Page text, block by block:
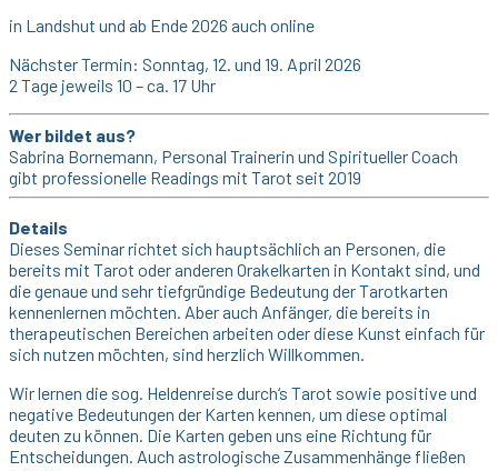
in Landshut und ab Ende 2026 auch online
Nächster Termin: Sonntag, 12. und 19. April 2026
2 Tage jeweils 10 – ca. 17 Uhr
Wer bildet aus?
Sabrina Bornemann, Personal Trainerin und Spiritueller Coach
gibt professionelle Readings mit Tarot seit 2019
Details
Dieses Seminar richtet sich hauptsächlich an Personen, die
bereits mit Tarot oder anderen Orakelkarten in Kontakt sind, und
die genaue und sehr tiefgründige Bedeutung der Tarotkarten
kennenlernen möchten. Aber auch Anfänger, die bereits in
therapeutischen Bereichen arbeiten oder diese Kunst einfach für
sich nutzen möchten, sind herzlich Willkommen.
Wir lernen die sog. Heldenreise durch‘s Tarot sowie positive und
negative Bedeutungen der Karten kennen, um diese optimal
deuten zu können. Die Karten geben uns eine Richtung für
Entscheidungen. Auch astrologische Zusammenhänge fließen